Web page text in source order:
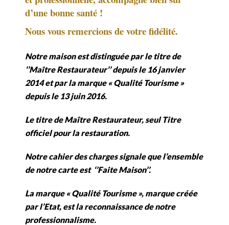
d’une bonne santé !
Nous vous remercions de votre fidélité.
Notre maison est distinguée par le titre de
‘’Maître Restaurateur’’ depuis le 16 janvier
2014 et par la marque « Qualité Tourisme »
depuis le 13 juin 2016.
Le titre de Maître Restaurateur, seul Titre
officiel pour la restauration.
Notre cahier des charges signale que l’ensemble
de notre carte est ‘’Faite Maison’’.
La marque « Qualité Tourisme », marque créée
par l’Etat, est la reconnaissance de notre
professionnalisme.